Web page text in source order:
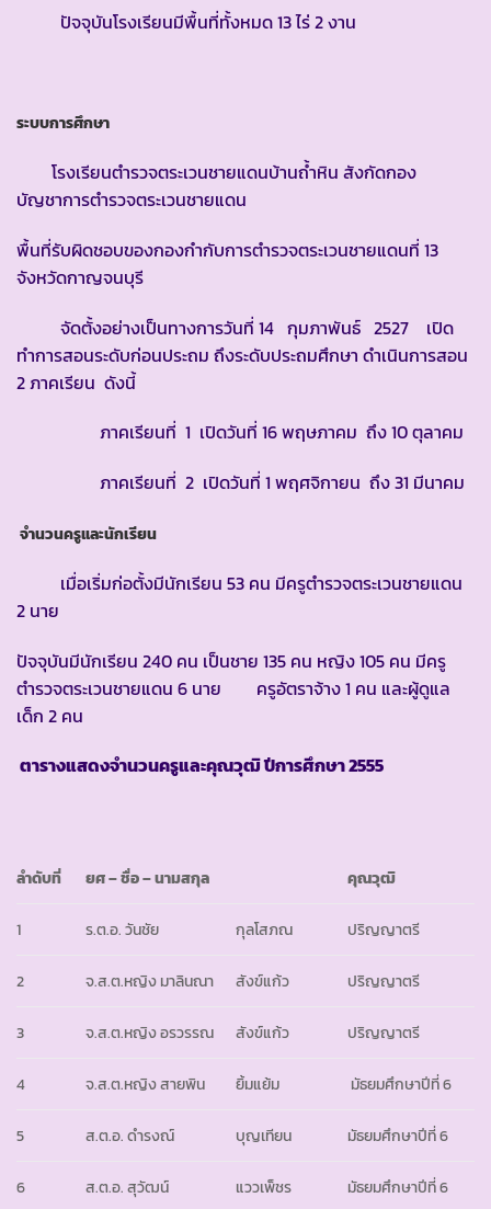
ปัจจุบันโรงเรียนมีพื้นที่ทั้งหมด 13 ไร่ 2 งาน
ระบบการศึกษา
โรงเรียนตำรวจตระเวนชายแดนบ้านถ้ำหิน สังกัดกอง
บัญชาการตำรวจตระเวนชายแดน
พื้นที่รับผิดชอบของกองกำกับการตำรวจตระเวนชายแดนที่ 13
จังหวัดกาญจนบุรี
จัดตั้งอย่างเป็นทางการวันที่ 14 กุมภาพันธ์ 2527 เปิด
ทำการสอนระดับก่อนประถม ถึงระดับประถมศึกษา ดำเนินการสอน
2 ภาคเรียน ดังนี้
ภาคเรียนที่ 1 เปิดวันที่ 16 พฤษภาคม ถึง 10 ตุลาคม
ภาคเรียนที่ 2 เปิดวันที่ 1 พฤศจิกายน ถึง 31 มีนาคม
จำนวนครูและนักเรียน
เมื่อเริ่มก่อตั้งมีนักเรียน 53 คน มีครูตำรวจตระเวนชายแดน
2 นาย
ปัจจุบันมีนักเรียน 240 คน เป็นชาย 135 คน หญิง 105 คน มีครู
ตำรวจตระเวนชายแดน 6 นาย ครูอัตราจ้าง 1 คน และผู้ดูแล
เด็ก 2 คน
ตารางแสดงจำนวนครูและคุณวุฒิ ปีการศึกษา2555
ลำดับที่ ยศ– ชื่อ – นามสกุล คุณวุฒิ
1 ร.ต.อ. วันชัย กุลโสภณ ปริญญาตรี
2 จ.ส.ต.หญิง มาลินณา สังข์แก้ว ปริญญาตรี
3 จ.ส.ต.หญิง อรวรรณ สังข์แก้ว ปริญญาตรี
4 จ.ส.ต.หญิง สายพิน ยิ้มแย้ม มัธยมศึกษาปีที่ 6
5 ส.ต.อ. ดำรงณ์ บุญเทียน มัธยมศึกษาปีที่ 6
6 ส.ต.อ. สุวัฒน์ แววเพ็ชร มัธยมศึกษาปีที่ 6